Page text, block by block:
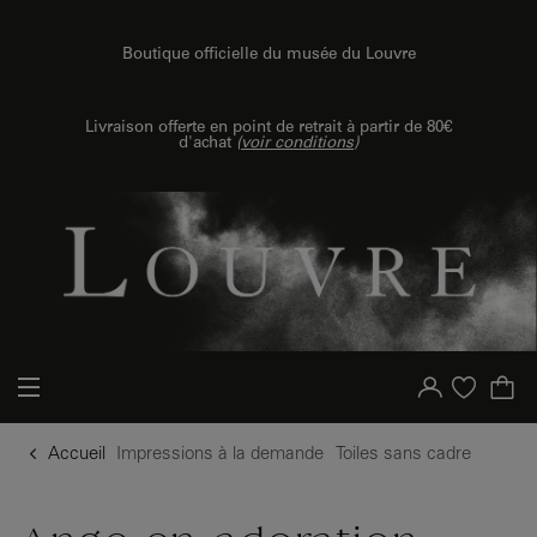
Boutique officielle du musée du Louvre
Livraison offerte en point de retrait à partir de 80€
d'achat (voir conditions)
Votre compte
Liste d'achat
Accueil Impressions à la demande Toiles sans cadre
{{ new Intl.NumberFormat('fr').format(dimensions.legend.h) }} {{ dimensions.legend.unit }}